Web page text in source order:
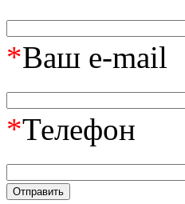
*Ваш e-mail
*Телефон